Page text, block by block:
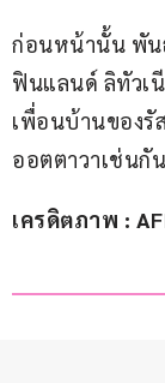
ก่อนหน้านั้น พัน
ฟินแลนด์ ลิทัวเนี
เพื่อนบ้านของรั
ออตตาวาเช่นกั
เครดิตภาพ :